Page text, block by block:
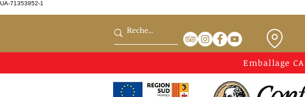
UA-71353952-1
Emballage